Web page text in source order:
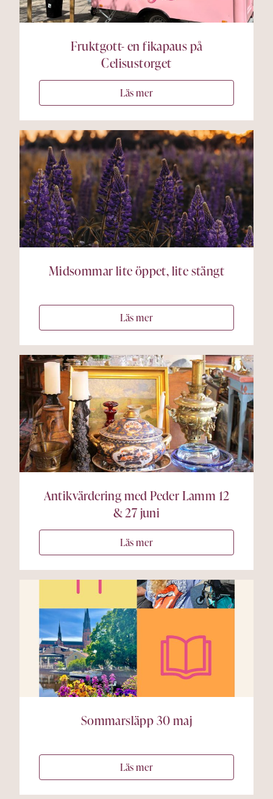
Fruktgott- en fikapaus på
Celisustorget
Läs mer
Midsommar lite öppet, lite stängt
Läs mer
Antikvärdering med Peder Lamm 12
& 27 juni
Läs mer
Sommarsläpp 30 maj
Läs mer